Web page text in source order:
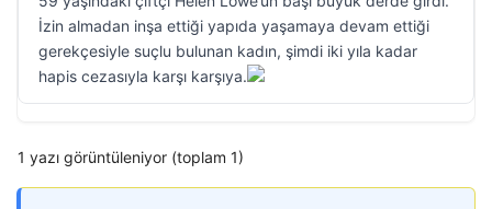
İzin almadan inşa ettiği yapıda yaşamaya devam ettiği
gerekçesiyle suçlu bulunan kadın, şimdi iki yıla kadar
hapis cezasıyla karşı karşıya.
1 yazı görüntüleniyor (toplam 1)